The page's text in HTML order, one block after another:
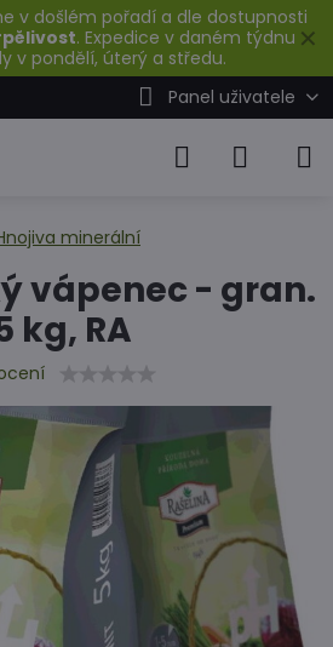
✕
v došlém pořadí a dle dostupnosti
. Expedice v daném týdnu
v pondělí, úterý a středu.
Panel uživatele
minerální
vápenec - gran.
kg, RA